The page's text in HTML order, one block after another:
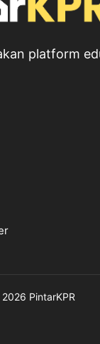
platform
2026 PintarKPR